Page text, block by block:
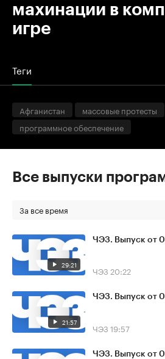
махинации в
игре
Теги
Афганистан массовые протесты
программное обеспечение
Все выпуски
За все время
29:21
ЧЭЗ. Выпуск от
ЧЭЗ 20:22
21:57
ЧЭЗ. Выпуск от
ЧЭЗ 19:57
ЧЭЗ. Выпуск от